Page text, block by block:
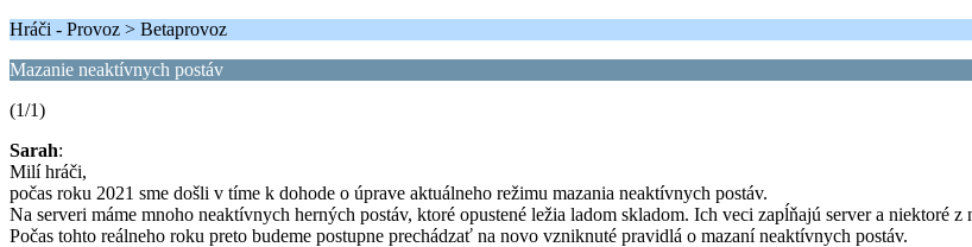
Hráči - Provoz > Betaprovoz
Mazanie neaktívnych postáv
(1/1)
Sarah:
Milí hráči,
počas roku 2021 sme došli v tíme k dohode o úprave aktuálneho režimu mazania neaktívnych postáv.
Na serveri máme mnoho neaktívnych herných postáv, ktoré opustené ležia ladom skladom. Ich veci zapĺňajú server a
Počas tohto reálneho roku preto budeme postupne prechádzať na novo vzniknuté pravidlá o mazaní neaktívnych postáv.